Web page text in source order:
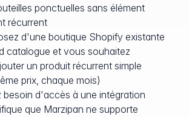
ponctuelles sans élément
récurrent
d'une boutique Shopify existante
catalogue et vous souhaitez
un produit récurrent simple
prix, chaque mois)
besoin d'accès à une intégration
que Marzipan ne supporte